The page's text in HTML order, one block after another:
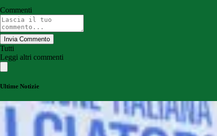
Commenti
Invia Commento
Tutti
Leggi altri commenti
Ultime Notizie